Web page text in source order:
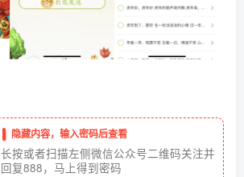
隐藏内容，输入密码后查看
长按或者扫描左侧微信公众号二维码关注并
回复888，马上得到密码